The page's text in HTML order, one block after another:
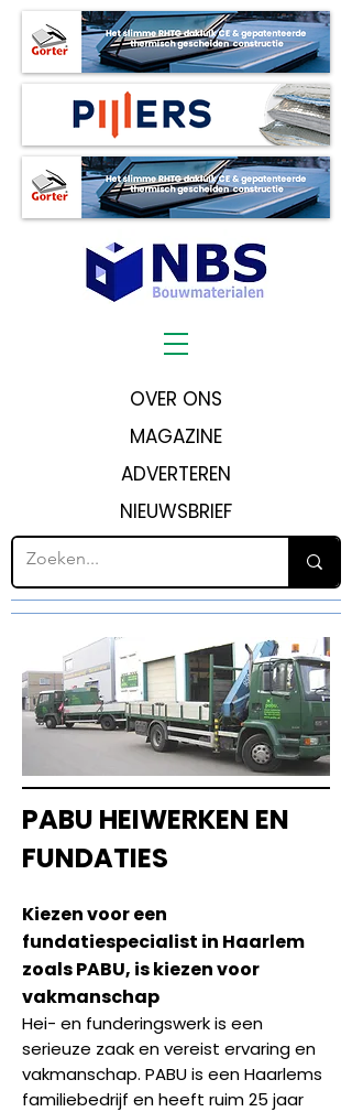
OVER ONS
MAGAZINE
ADVERTEREN
NIEUWSBRIEF
PABU HEIWERKEN EN
FUNDATIES
Kiezen voor een
fundatiespecialist in Haarlem
zoals PABU, is kiezen voor
vakmanschap
Hei- en funderingswerk is een
serieuze zaak en vereist ervaring en
vakmanschap. PABU is een Haarlems
familiebedrijf en heeft ruim 25 jaar